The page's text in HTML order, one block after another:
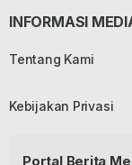
INFORMASI
Tentang Kami
Kebijakan Privasi
Portal Berita